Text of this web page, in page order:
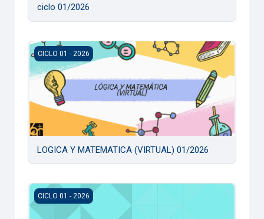
ciclo 01/2026
LOGICA Y MATEMATICA (VIRTUAL) 01/2026
CICLO 01 - 2026
LOGICA Y MATEMATICA (VIRTUAL) 01/2026
CUENTOS, VOCES Y PALABRAS sección B 13 N ciclo 01/
CICLO 01 - 2026